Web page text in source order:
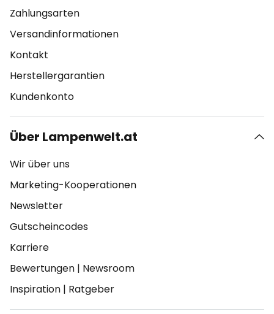
Zahlungsarten
Versandinformationen
Kontakt
Herstellergarantien
Kundenkonto
Über Lampenwelt.at
Wir über uns
Marketing-Kooperationen
Newsletter
Gutscheincodes
Karriere
Bewertungen | Newsroom
Inspiration | Ratgeber